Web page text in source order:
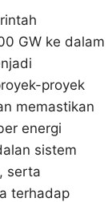
GW ke dalam
proyek
memastikan
energi
sistem
serta
terhadap